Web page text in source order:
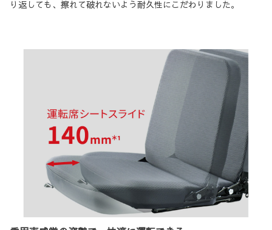
り返しても、擦れて破れないよう耐久性にこだわりました。